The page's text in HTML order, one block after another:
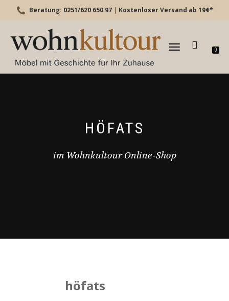
Beratung: 0251/620 650 97 | Kostenloser Versand ab 19€*
TOGGLE
0
HÖFATS
im Wohnkultour Online-Shop
höfats